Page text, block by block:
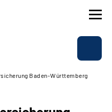
Baden-Württemberg